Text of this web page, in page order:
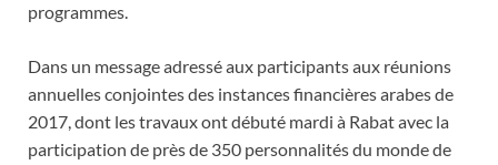
programmes.
Dans un message adressé aux participants aux réunions
annuelles conjointes des instances financières arabes de
2017, dont les travaux ont débuté mardi à Rabat avec la
participation de près de 350 personnalités du monde de